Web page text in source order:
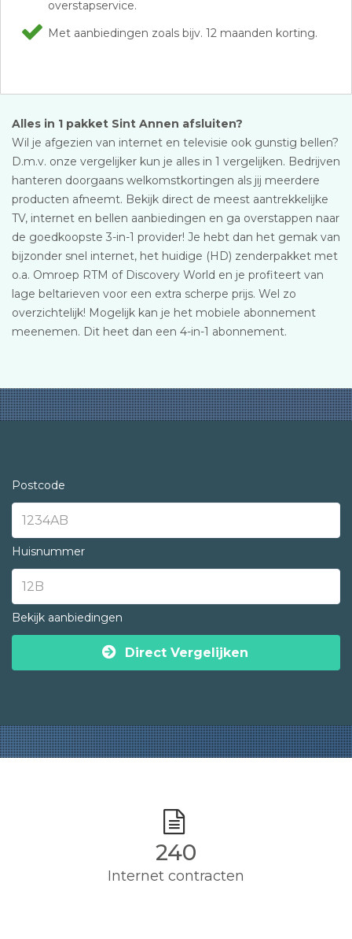
overstapservice.
Met aanbiedingen zoals bijv. 12 maanden korting.
Alles in 1 pakket Sint Annen afsluiten?
Wil je afgezien van internet en televisie ook gunstig bellen?
D.m.v. onze vergelijker kun je alles in 1 vergelijken. Bedrijven
hanteren doorgaans welkomstkortingen als jij meerdere
producten afneemt. Bekijk direct de meest aantrekkelijke
TV, internet en bellen aanbiedingen en ga overstappen naar
de goedkoopste 3-in-1 provider! Je hebt dan het gemak van
bijzonder snel internet, het huidige (HD) zenderpakket met
o.a. Omroep RTM of Discovery World en je profiteert van
lage beltarieven voor een extra scherpe prijs. Wel zo
overzichtelijk! Mogelijk kan je het mobiele abonnement
meenemen. Dit heet dan een 4-in-1 abonnement.
Postcode
Huisnummer
Bekijk aanbiedingen
Direct Vergelijken
240
Internet contracten